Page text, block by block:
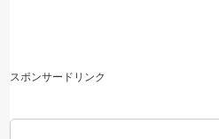
スポンサードリンク